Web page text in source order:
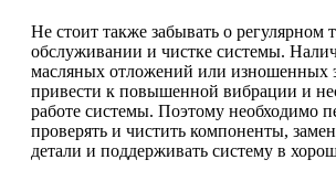
Не стоит также забывать о регулярном
обслуживании и чистке системы.
масляных отложений или изношенных
привести к повышенной вибрации и
работе системы. Поэтому необходимо
проверять и чистить компоненты,
детали и поддерживать систему в